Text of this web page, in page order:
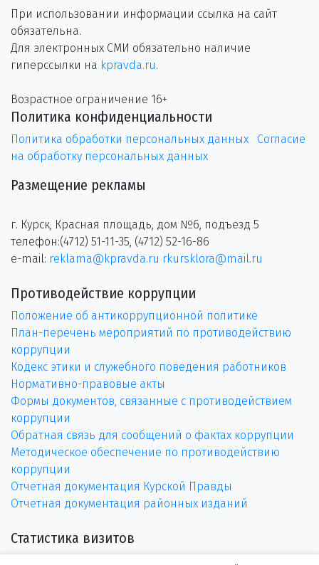
При использовании информации ссылка на сайт
обязательна.
Для электронных СМИ обязательно наличие
гиперссылки на kpravda.ru.
Возрастное ограничение 16+
Политика конфиденциальности
Политика обработки персональных данных
Согласие
на обработку персональных данных
Размещение рекламы
г. Курск, Красная площадь, дом №6, подъезд 5
телефон:(4712) 51-11-35, (4712) 52-16-86
e-mail: reklama@kpravda.ru rkursklora@mail.ru
Противодействие коррупции
Положение об антикоррупционной политике
План-перечень мероприятий по противодействию
коррупции
Кодекс этики и служебного поведения работников
Нормативно-правовые акты
Формы документов, связанные с противодействием
коррупции
Обратная связь для сообщений о фактах коррупции
Методическое обеспечение по противодействию
коррупции
Отчетная документация Курской Правды
Отчетная документация районных изданий
Статистика визитов